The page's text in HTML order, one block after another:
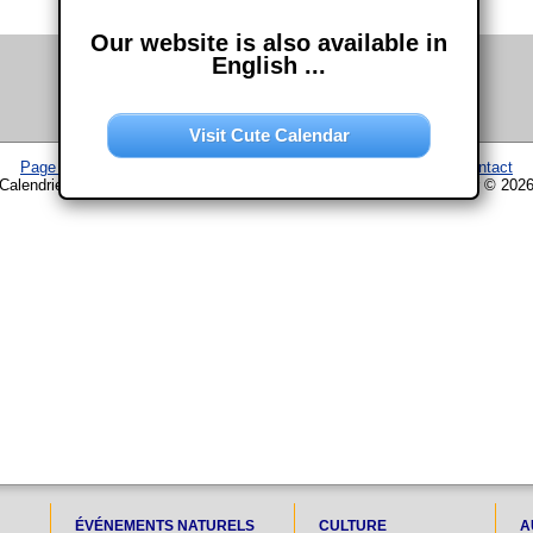
Page d'accueil
Contact
Calendrier www.chouette-calendrier.com • 4. Avril 2021 – droit d'auteur © 2026
ÉVÉNEMENTS NATURELS CULTURE
Our website is also available in
English ...
Visit Cute Calendar